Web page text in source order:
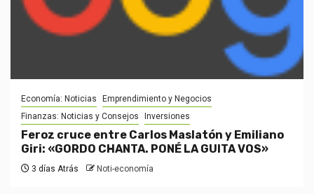
Economía: Noticias
Emprendimiento y Negocios
Finanzas: Noticias y Consejos
Inversiones
Feroz cruce entre Carlos Maslatón y Emiliano
Giri: «GORDO CHANTA. PONÉ LA GUITA VOS»
3 días Atrás Noti-economía